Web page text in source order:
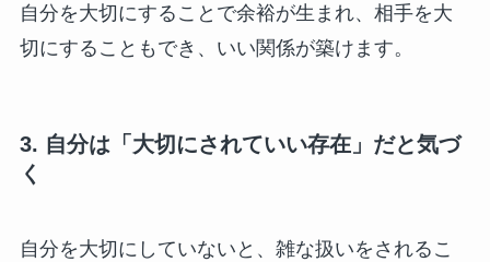
自分を大切にすることで余裕が生まれ、相手を大
切にすることもでき、いい関係が築けます。
3. 自分は「大切にされていい存在」だと気づ
く
自分を大切にしていないと、雑な扱いをされるこ